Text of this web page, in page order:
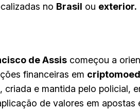
no Brasil ou exterior.
de Assis começou a
financeiras em
e mantida pelo policial,
de valores em apostas